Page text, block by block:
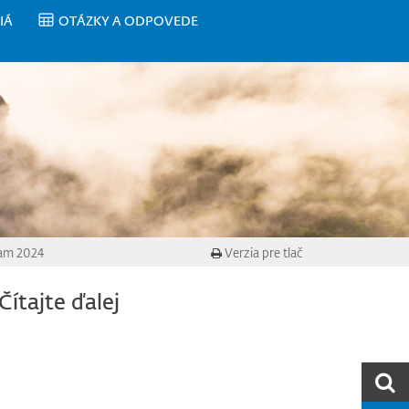
OTÁZKY A ODPOVEDE
2024 Verzia pre tlač
ďalej